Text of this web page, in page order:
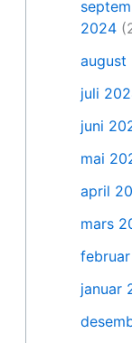
2024
august
juli
juni
mai
april
mars
januar